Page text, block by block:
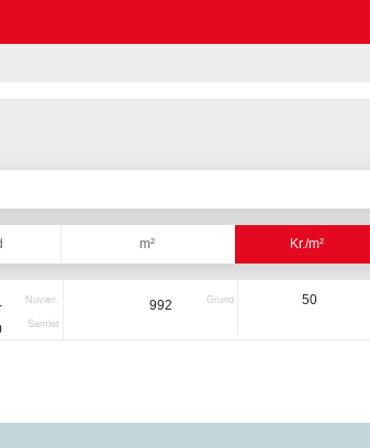
m² Kr./m²
Nuvær.
Samlet
992 Grund 50